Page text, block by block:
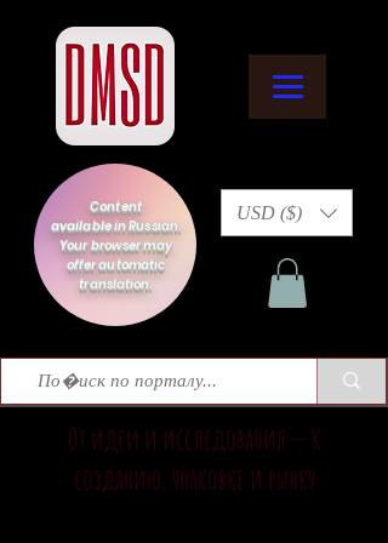
Content
available in Russian.
Your browser may
offer automatic
translation.
USD ($)
От идеи и исследования — к
созданию, упаковке и рынку